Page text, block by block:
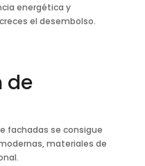
energética y
el desembolso.
de
fachadas se consigue
materiales de